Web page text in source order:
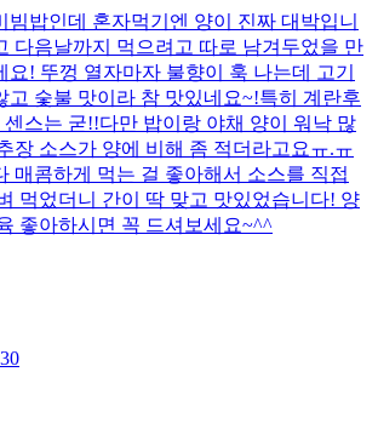
빔밥인데 혼자먹기엔 양이 진짜 대박입니
다음날까지 먹으려고 따로 남겨두었을 만
요! 뚜껑 열자마자 불향이 훅 나는데 고기
고 숯불 맛이라 참 맛있네요~!특히 계란후
스는 굳!! ​다만 밥이랑 야채 양이 워낙 많
장 소스가 양에 비해 좀 적더라고요ㅠ.ㅠ
매콤하게 먹는 걸 좋아해서 소스를 직접
먹었더니 간이 딱 맞고 맛있었습니다! 양
좋아하시면 꼭 드셔보세요~^^